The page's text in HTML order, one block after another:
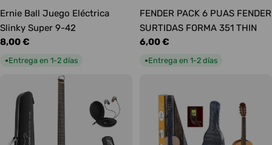
Ernie Ball Juego Eléctrica
Slinky Super 9-42
Precio
habitual
8,00 €
●Entrega en 1-2 días
FENDER PACK 6 PUAS FENDER
SURTIDAS FORMA 351 THIN
Precio
habitual
6,00 €
●Entrega en 1-2 días